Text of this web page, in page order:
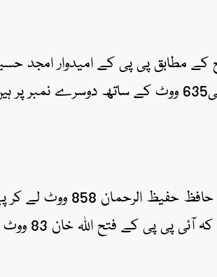
کے موصولہ نتائج کے مطابق پی پی کے امیدوار امجد
7 پولنگ اسٹیشنز کے غیر سرکاری غیر حتمی نتائج کے مطابق ن لیگ کے حافظ
نمبر پر ہیں۔ پیپلزپارٹی کے جمیل احمد 383 ووٹ کے ساتھ